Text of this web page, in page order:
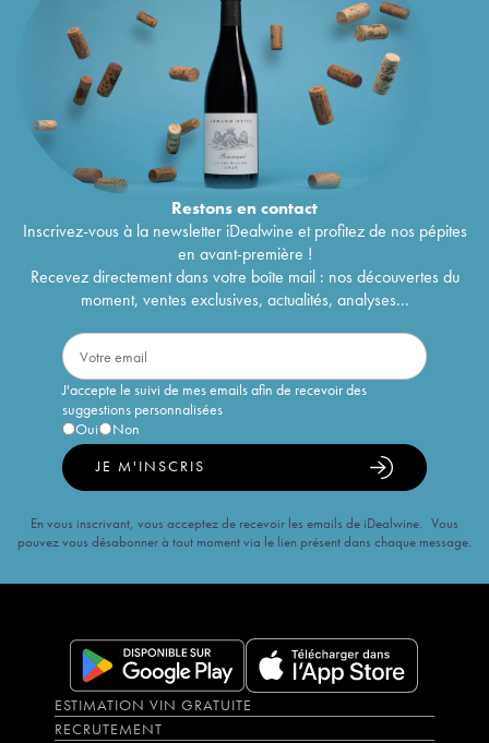
Restons encontact
Inscrivez-vous à la newsletter iDealwine et profitez de nos pépites
en avant-première !
Recevez directement dans votre boîte mail : nos découvertes du
moment, ventes exclusives, actualités, analyses...
J'accepte le suivi de mes emails afin de recevoir des
suggestions personnalisées
Oui
Non
JE M'INSCRIS
En vous inscrivant, vous acceptez de recevoir les emails de iDealwine. Vous
pouvez vous désabonner à tout moment via le lien présent dans chaque message.
ESTIMATION VIN GRATUITE
RECRUTEMENT